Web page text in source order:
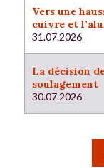
Vers une
cuivre et
31.07.2026
La décision
soulagement
30.07.2026